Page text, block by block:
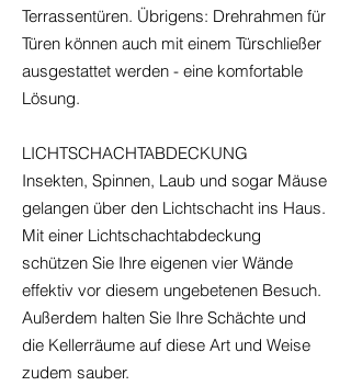
Terrassentüren. Übrigens: Drehrahmen für
Türen können auch mit einem Türschließer
ausgestattet werden - eine komfortable
Lösung.
LICHTSCHACHTABDECKUNG
Insekten, Spinnen, Laub und sogar Mäuse
gelangen über den Lichtschacht ins Haus.
Mit einer Lichtschachtabdeckung
schützen Sie Ihre eigenen vier Wände
effektiv vor diesem ungebetenen Besuch.
Außerdem halten Sie Ihre Schächte und
die Kellerräume auf diese Art und Weise
zudem sauber.